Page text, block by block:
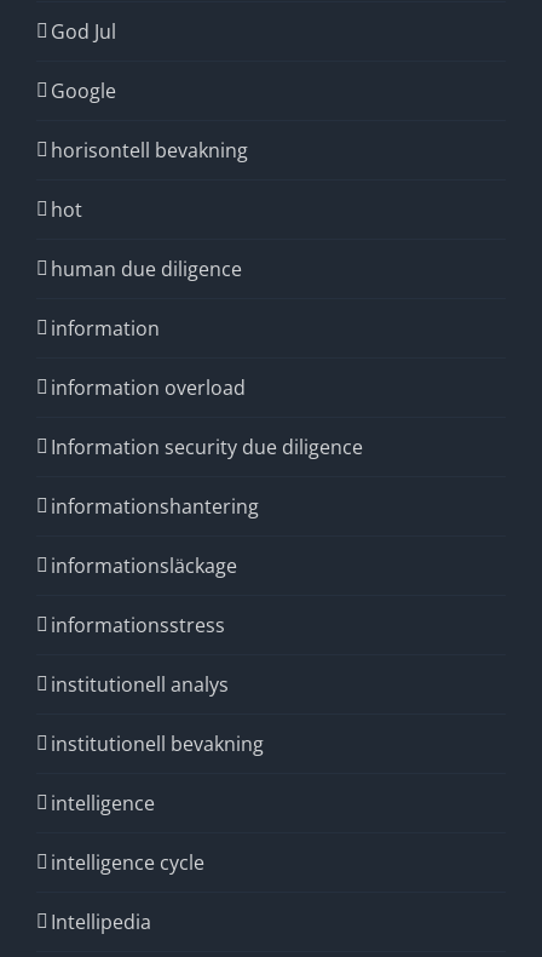
God Jul
Google
horisontell bevakning
hot
human due diligence
information
information overload
Information security due diligence
informationshantering
informationsläckage
informationsstress
institutionell analys
institutionell bevakning
intelligence
intelligence cycle
Intellipedia